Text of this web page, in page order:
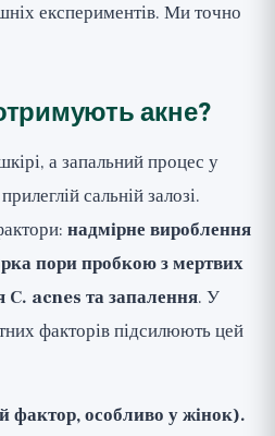
експериментів. Ми точно
акне?
а запальний процес у
сальній залозі.
надмірне вироблення
пори пробкою з мертвих
C. acnes та запалення. У
факторів підсилюють цей
фактор, особливо у жінок).